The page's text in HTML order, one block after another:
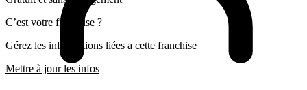
C’est votre franchise ?
Gérez les informations liées a cette franchise
Mettre à jour les infos